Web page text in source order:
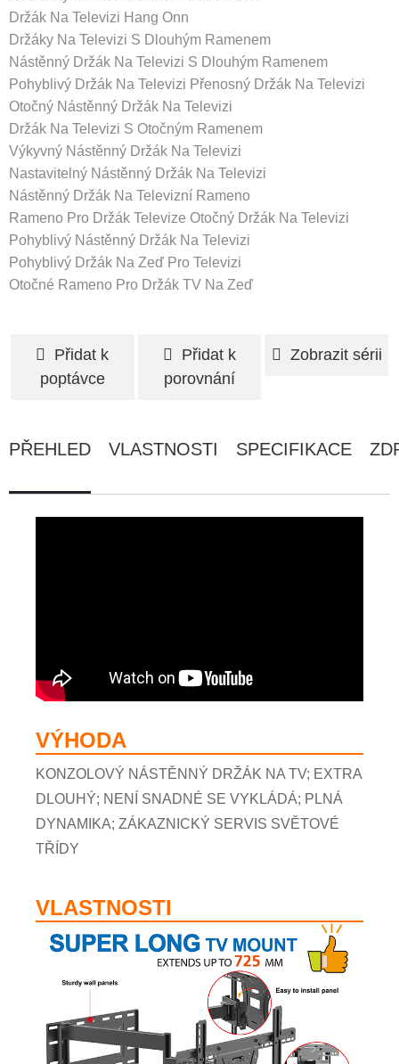
Držák Na Televizi Hang Onn
Držáky Na Televizi S Dlouhým Ramenem
Nástěnný Držák Na Televizi S Dlouhým Ramenem
Pohyblivý Držák Na Televizi Přenosný Držák Na Televizi
Otočný Nástěnný Držák Na Televizi
Držák Na Televizi S Otočným Ramenem
Výkyvný Nástěnný Držák Na Televizi
Nastavitelný Nástěnný Držák Na Televizi
Nástěnný Držák Na Televizní Rameno
Rameno Pro Držák Televize Otočný Držák Na Televizi
Pohyblivý Nástěnný Držák Na Televizi
Pohyblivý Držák Na Zeď Pro Televizi
Otočné Rameno Pro Držák TV Na Zeď
Přidat k
poptávce
Přidat k
porovnání
Zobrazit sérii
PŘEHLED VLASTNOSTI SPECIFIKACE
VÝHODA
KONZOLOVÝ NÁSTĚNNÝ DRŽÁK NA TV; EXTRA
DLOUHÝ; NENÍ SNADNÉ SE VYKLÁDÁ; PLNÁ
DYNAMIKA; ZÁKAZNICKÝ SERVIS SVĚTOVÉ
TŘÍDY
VLASTNOSTI